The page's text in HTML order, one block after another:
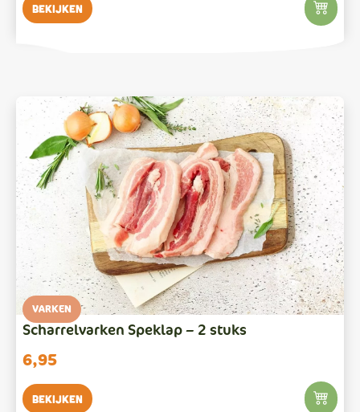
Bekijken
VARKEN
Scharrelvarken Speklap – 2 stuks
6,95
Bekijken